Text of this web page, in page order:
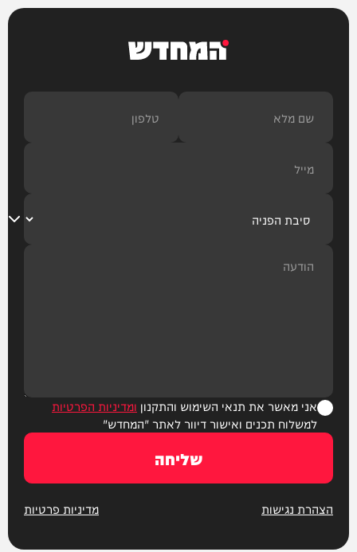
המחדש
אני מאשר את תנאי השימוש והתקנון ומדיניות הפרטיות
למשלוח תכנים ואישור דיוור לאתר "המחדש"
שליחה
הצהרת נגישות מדיניות פרטיות